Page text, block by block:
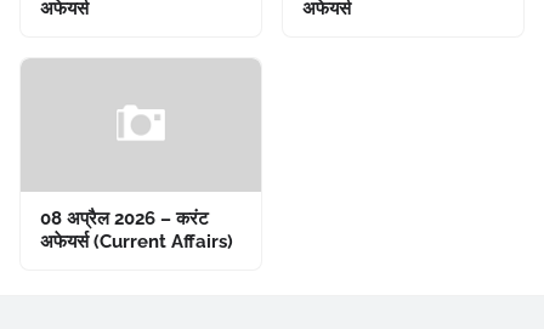
अफेयर्स
अफेयर्स
08 अप्रैल 2026 – करंट
अफेयर्स (Current Affairs)